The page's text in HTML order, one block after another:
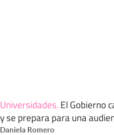
Universidades. El Gobierno
y se prepara para una
Daniela Romero